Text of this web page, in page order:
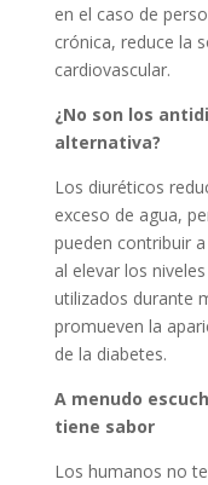
en el caso de
crónica, reduce la
cardiovascular.
¿No son los
alternativa?
Los diuréticos
exceso de agua,
pueden contribuir
al elevar los
utilizados durante
promueven la
de la diabetes.
A menudo
tiene sabor
Los humanos no